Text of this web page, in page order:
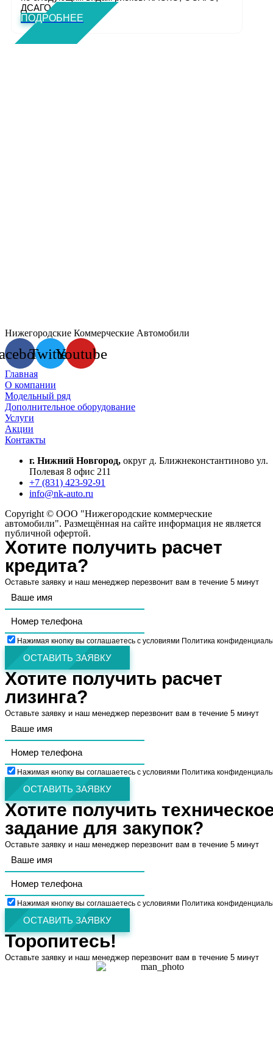
ДСАГО. Полн...
ПОДРОБНЕЕ
Нижегородские Коммерческие Автомобили
TwitterYoutube
Главная
О компании
Модельный ряд
Дополнительное оборудование
Услуги
Акции
Контакты
г. Нижний Новгород, округ д. Ближнеконстантиново ул.
Полевая 8 офис 211
+7 (831) 423-92-91
info@nk-auto.ru
Copyright © ООО "Нижегородские коммерческие
автомобили". Размещённая на сайте информация не является
публичной офертой.
Хотите получить расчет
кредита?
Оставьте заявку и наш менеджер перезвонит вам в течение 5 минут
Нажимая кнопку вы соглашаетесь с условиями Политика
ОСТАВИТЬ ЗАЯВКУ
Хотите получить расчет
лизинга?
Оставьте заявку и наш менеджер перезвонит вам в течение 5 минут
Нажимая кнопку вы соглашаетесь с условиями Политика
ОСТАВИТЬ ЗАЯВКУ
Хотите получить
задание для закупок?
Оставьте заявку и наш менеджер перезвонит вам в течение 5 минут
Нажимая кнопку вы соглашаетесь с условиями Политика
ОСТАВИТЬ ЗАЯВКУ
Торопитесь!
Оставьте заявку и наш менеджер перезвонит вам в течение 5 минут